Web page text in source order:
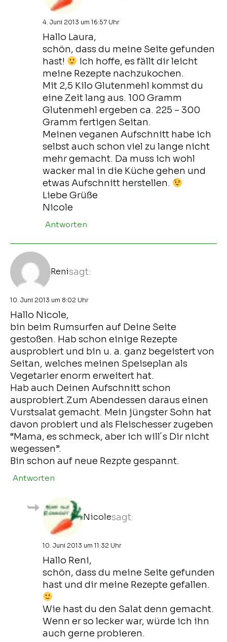
4. Juni 2013 um 16:57 Uhr
Hallo Laura,
schön, dass du meine Seite gefunden
hast!
Ich hoffe, es fällt dir leicht
meine Rezepte nachzukochen.
Mit 2,5 Kilo Glutenmehl kommst du
eine Zeit lang aus. 100 Gramm
Glutenmehl ergeben ca. 225 – 300
Gramm fertigen Seitan.
Meinen veganen Aufschnitt habe ich
selbst auch schon viel zu lange nicht
mehr gemacht. Da muss ich wohl
wacker mal in die Küche gehen und
etwas Aufschnitt herstellen.
Liebe Grüße
Nicole
Antworten
Renisagt:
10. Juni 2013 um 8:02 Uhr
Hallo Nicole,
bin beim Rumsurfen auf Deine Seite
gestoßen. Hab schon einige Rezepte
ausprobiert und bin u. a. ganz begeistert von
Seitan, welches meinen Speiseplan als
Vegetarier enorm erweitert hat.
Hab auch Deinen Aufschnitt schon
ausprobiert.Zum Abendessen daraus einen
Vurstsalat gemacht. Mein jüngster Sohn hat
davon probiert und als Fleischesser zugeben
“Mama, es schmeck, aber ich will´s Dir nicht
wegessen”.
Bin schon auf neue Rezpte gespannt.
Antworten
Nicolesagt:
10. Juni 2013 um 11:32 Uhr
Hallo Reni,
schön, dass du meine Seite gefunden
hast und dir meine Rezepte gefallen.
Wie hast du den Salat denn gemacht.
Wenn er so lecker war, würde ich ihn
auch gerne probieren.